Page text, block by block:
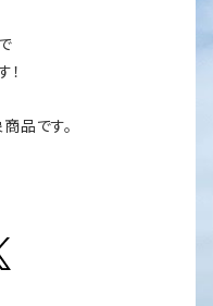
品です。